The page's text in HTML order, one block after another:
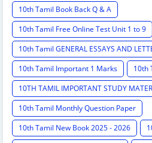
10th Tamil Book Back Q & A
10th Tamil Free Online Test Unit 1 to 9
10th Tamil GENERAL ESSAYS AND
10th Tamil Important 1 Marks
10th
10TH TAMIL IMPORTANT STUDY
10th Tamil Monthly Question Paper
10th Tamil New Book 2025 - 2026